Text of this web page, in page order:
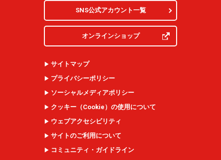
SNS公式アカウント一覧
オンラインショップ
サイトマップ
プライバシーポリシー
ソーシャルメディアポリシー
クッキー（Cookie ）の使用について
ウェブアクセシビリティ
サイトのご利用について
コミュニティ・ガイドライン